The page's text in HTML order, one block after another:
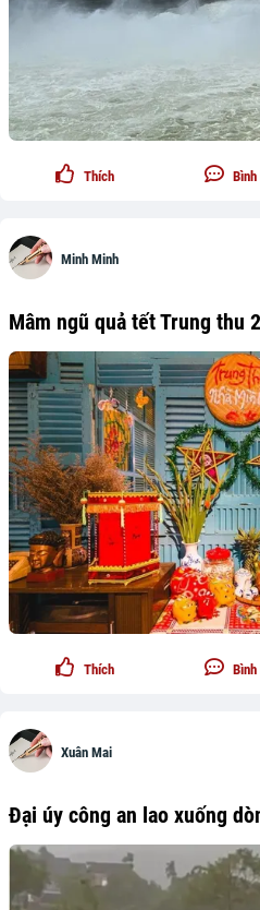
Thích Bình
Minh Minh
Mâm ngũ quả tết Trung thu
Thích Bình
Xuân Mai
Đại úy công an lao xuống